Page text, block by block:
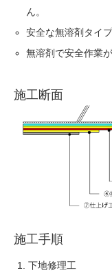
ん。
安全な無溶剤タイ
無溶剤で安全作業が
施工断面
施工手順
下地修理工